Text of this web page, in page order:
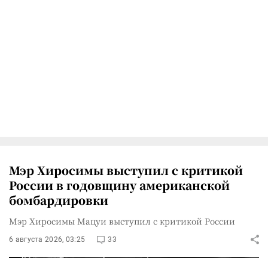
Мэр Хиросимы выступил с критикой
России в годовщину американской
бомбардировки
Мэр Хиросимы Мацуи выступил с критикой России
6 августа 2026, 03:25 33